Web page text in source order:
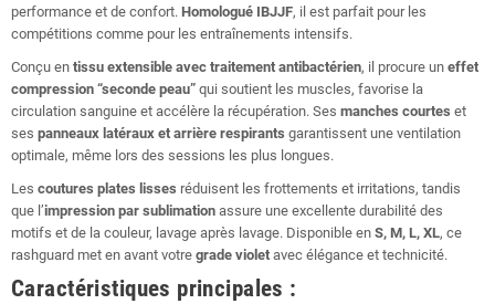
performance et de confort. Homologué IBJJF, il est parfait pour les
compétitions comme pour les entraînements intensifs.
Conçu en tissu extensible avec traitement antibactérien, il procure un effet
compression “seconde peau” qui soutient les muscles, favorise la
circulation sanguine et accélère la récupération. Ses manches courtes et
ses panneaux latéraux et arrière respirants garantissent une ventilation
optimale, même lors des sessions les plus longues.
Les coutures plates lisses réduisent les frottements et irritations, tandis
que l’impression par sublimation assure une excellente durabilité des
motifs et de la couleur, lavage après lavage. Disponible en S, M, L, XL, ce
rashguard met en avant votre grade violet avec élégance et technicité.
Caractéristiques principales :